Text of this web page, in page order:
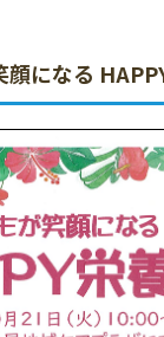
顔になる